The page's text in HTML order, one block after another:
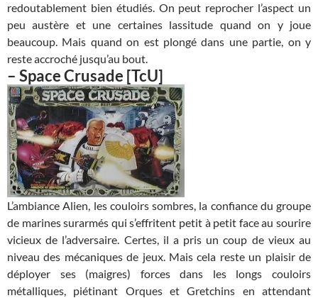
redoutablement bien étudiés. On peut reprocher l’aspect un
peu austère et une certaines lassitude quand on y joue
beaucoup. Mais quand on est plongé dans une partie, on y
reste accroché jusqu’au bout.
– Space Crusade [TcU]
L’ambiance Alien, les couloirs sombres, la confiance du groupe
de marines surarmés qui s’effritent petit à petit face au sourire
vicieux de l’adversaire. Certes, il a pris un coup de vieux au
niveau des mécaniques de jeux. Mais cela reste un plaisir de
déployer ses (maigres) forces dans les longs couloirs
métalliques, piétinant Orques et Gretchins en attendant